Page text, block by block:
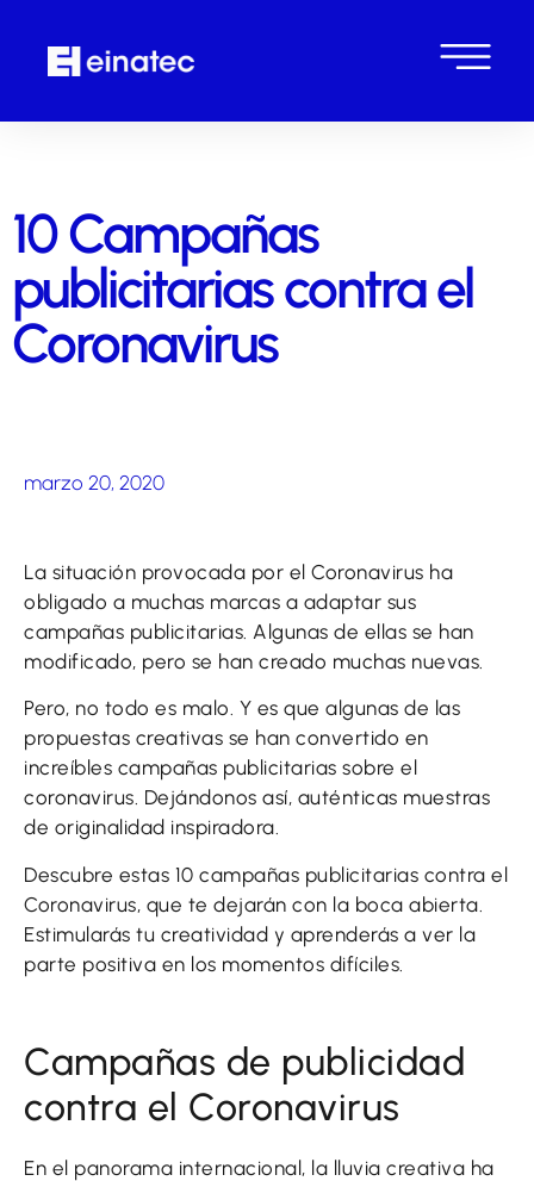
10 Campañas
publicitarias contra el
Coronavirus
marzo 20, 2020
La situación provocada por el Coronavirus ha
obligado a muchas marcas a adaptar sus
campañas publicitarias. Algunas de ellas se han
modificado, pero se han creado muchas nuevas.
Pero, no todo es malo. Y es que algunas de las
propuestas creativas se han convertido en
increíbles campañas publicitarias sobre el
coronavirus. Dejándonos así, auténticas muestras
de originalidad inspiradora.
Descubre estas 10 campañas publicitarias contra el
Coronavirus, que te dejarán con la boca abierta.
Estimularás tu creatividad y aprenderás a ver la
parte positiva en los momentos difíciles.
Campañas de publicidad
contra el Coronavirus
En el panorama internacional, la lluvia creativa ha